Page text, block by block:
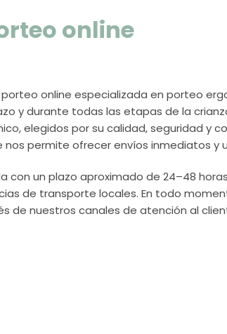
online
online especializada en porteo
y durante todas las etapas de la
elegidos por su calidad, seguridad y
permite ofrecer envíos inmediatos y
con un plazo aproximado de 24–48
de transporte locales. En todo
de nuestros canales de atención al